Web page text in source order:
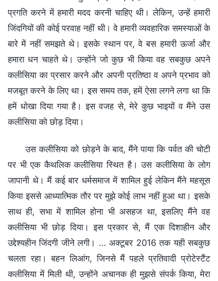
प्रगति करने में हमारी मदद करनी चाहिए थी। लेकिन, उन्हें हमारी
जिंदगियों की कोई परवाह नहीं थी। वे हमारी व्यवहारिक समस्याओं के
बारे में नहीं समझते थे। इसके स्थान पर, वे बस हमारी ऊर्जा और
हमारा धन चाहते थे। उन्होंने जो कुछ भी किया वह सबकुछ अपने
कलीसिया का प्रसार करने और अपनी प्रतिष्ठा व अपने प्रभाव को
मजबूत करने के लिए था। इस समय तक, हमें ऐसा लगने लगा था कि
हमें धोखा दिया गया है। इस वजह से, मेरे कुछ भाइयों व मैंने उस
कलीसिया को छोड़ दिया।
उस कलीसिया को छोड़ने के बाद, मैंने पाया कि पर्वत की चोटी
पर भी एक कैथलिक कलीसिया स्थित है। उस कलीसिया के लोग
जापानी थे। मैं कई बार धर्मसमाज में शामिल हुई लेकिन मैंने महसूस
किया इससे आध्यात्मिक तौर पर मुझे कोई लाभ नहीं हुआ था। इसके
साथ ही, सभा में शामिल होना भी असहज था, इसलिए मैंने वह
कलीसिया भी छोड़ दिया। इस प्रकार से, मैं एक दिशाहीन और
उद्देश्यहीन जिंदगी जीने लगी। ... अक्टूबर 2016 तक यही सबकुछ
चलता रहा। बहन लिआंग, जिनसे मैं पहले प्रतिवादी प्रोटेस्टैंट
कलीसिया में मिली थी, उन्होंने अचानक ही मुझसे संपर्क किया, मेरा